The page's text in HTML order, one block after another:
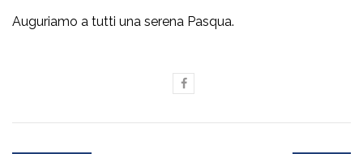
Auguriamo a tutti una serena Pasqua.